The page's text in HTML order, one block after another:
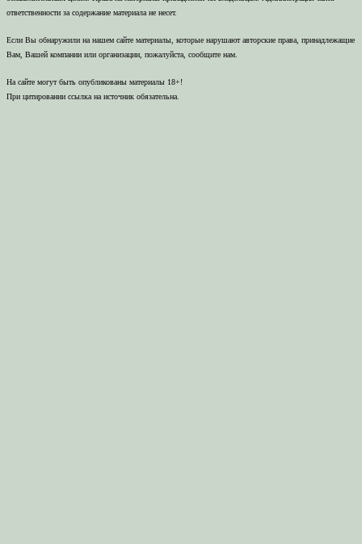
ответственности за содержание материала не несет.
Если Вы обнаружили на нашем сайте материалы, которые нарушают авторские права, принадлежащие
Вам, Вашей компании или организации, пожалуйста, сообщите нам.
На сайте могут быть опубликованы материалы 18+!
При цитировании ссылка на источник обязательна.